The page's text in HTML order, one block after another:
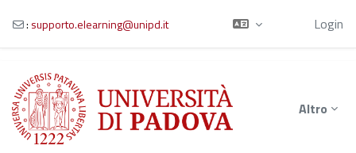
Vai al contenuto principale
: supporto.elearning@unipd.it Login
Altro